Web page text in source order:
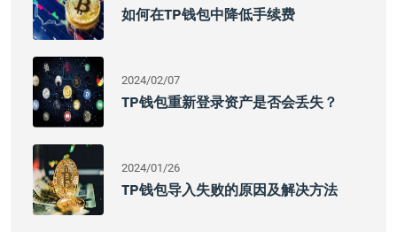
如何在TP钱包中降低手续费
2024/02/07
TP钱包重新登录资产是否会丢失？
2024/01/26
TP钱包导入失败的原因及解决方法